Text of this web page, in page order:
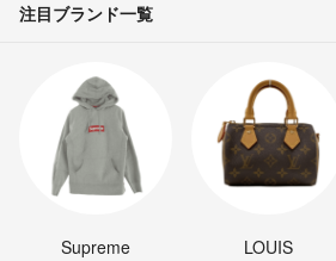
注目ブランド一覧
Supreme
LOUIS